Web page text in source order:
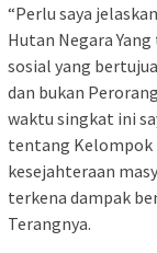
“Perlu saya
Hutan Negara
sosial yang
dan bukan
waktu singkat ini
tentang Kelompok
kesejahteraan
terkena dampak
Terangnya.